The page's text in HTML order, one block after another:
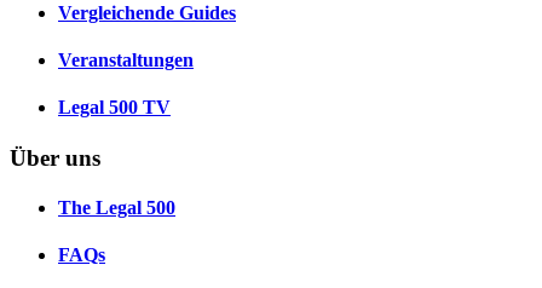
Vergleichende Guides
Veranstaltungen
Legal 500 TV
Über uns
The Legal 500
FAQs